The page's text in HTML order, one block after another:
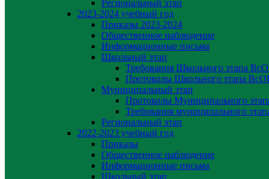
Региональный этап
2023-2024 yчебный год
Приказы 2023-2024
Общественное наблюдение
Информационные письма
Школьный этап
Требования Школьного этапа
Протоколы Школьного этапа
Муниципальный этап
Протоколы Муниципального
Требования муниципального
Региональный этап
2022-2023 yчебный год
Приказы
Общественное наблюдение
Информационные письма
Школьный этап